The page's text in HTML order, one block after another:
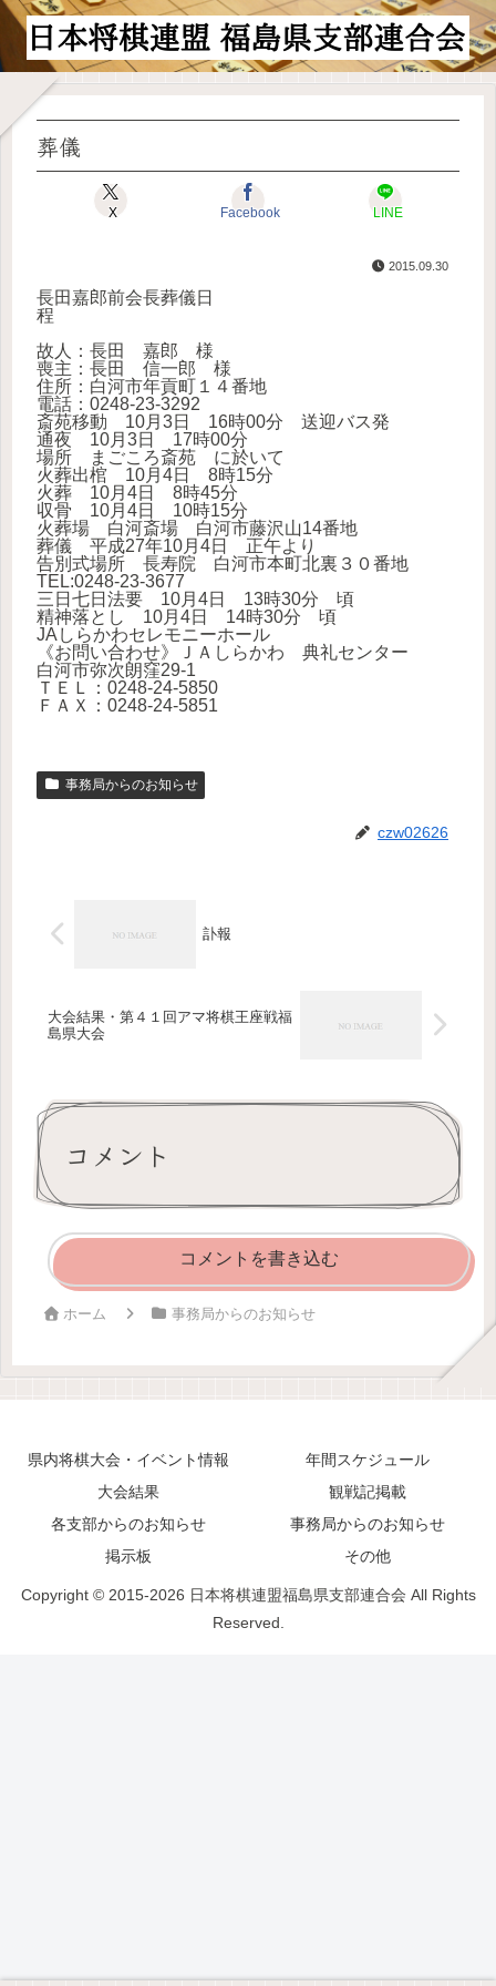
葬儀
X Facebook LINE
2015.09.30
長田嘉郎前会長葬儀日
程
故人：長田 嘉郎 様
喪主：長田 信一郎 様
住所：白河市年貢町１４番地
電話：0248-23-3292
斎苑移動 10月3日 16時00分 送迎バス発
通夜 10月3日 17時00分
場所 まごころ斎苑 に於いて
火葬出棺 10月4日 8時15分
火葬 10月4日 8時45分
収骨 10月4日 10時15分
火葬場 白河斎場 白河市藤沢山14番地
葬儀 平成27年10月4日 正午より
告別式場所 長寿院 白河市本町北裏３０番地
TEL:0248-23-3677
三日七日法要 10月4日 13時30分 頃
精神落とし 10月4日 14時30分 頃
JAしらかわセレモニーホール
《お問い合わせ》ＪＡしらかわ 典礼センター
白河市弥次朗窪29-1
ＴＥＬ：0248-24-5850
ＦＡＸ：0248-24-5851
事務局からのお知らせ
czw02626
訃報
大会結果・第４１回アマ将棋王座戦福
島県大会
コメント
コメントを書き込む
ホーム 事務局からのお知らせ
県内将棋大会・イベント情報
年間スケジュール
大会結果
観戦記掲載
各支部からのお知らせ
事務局からのお知らせ
掲示板
その他
Copyright © 2015-2026 日本将棋連盟福島県支部連合会 All Rights
Reserved.